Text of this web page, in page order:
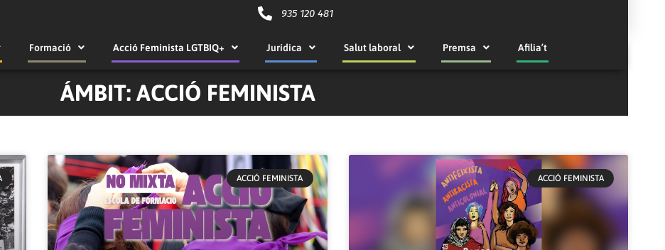
935 120 481
Formació Acció Feminista LGTBIQ+ Jurídica Salut laboral Premsa Afilia’t
ÁMBIT: ACCIÓ FEMINISTA
ACCIÓ FEMINISTA ACCIÓ FEMINISTA